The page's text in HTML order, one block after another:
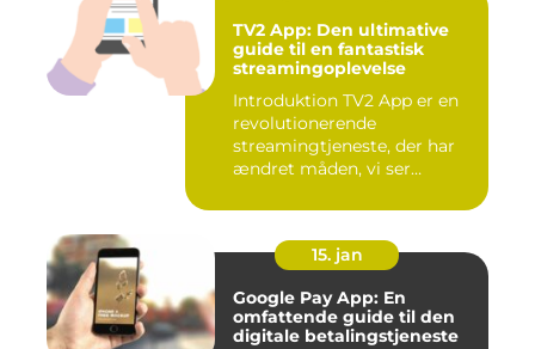
TV2 App: Den ultimative
guide til en fantastisk
streamingoplevelse
Introduktion TV2 App er en
revolutionerende
streamingtjeneste, der har
ændret måden, vi ser
15. jan
Google Pay App: En
omfattende guide til den
digitale betalingstjeneste